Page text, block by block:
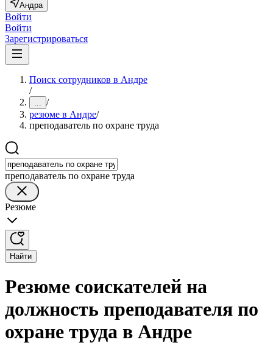
Андра
Войти
Войти
Зарегистрироваться
Поиск сотрудников в Андре
/
... /
резюме в Андре/
преподаватель по охране труда
преподаватель по охране труда
Резюме
Найти
Резюме соискателей на
должность преподавателя по
охране труда в Андре